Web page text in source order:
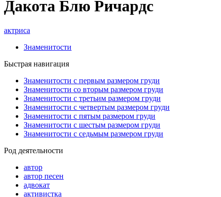
Дакота Блю Ричардс
актриса
Знаменитости
Быстрая навигация
Знаменитости с первым размером груди
Знаменитости со вторым размером груди
Знаменитости с третьим размером груди
Знаменитости с четвертым размером груди
Знаменитости с пятым размером груди
Знаменитости с шестым размером груди
Знаменитости с седьмым размером груди
Род деятельности
автор
автор песен
адвокат
активистка